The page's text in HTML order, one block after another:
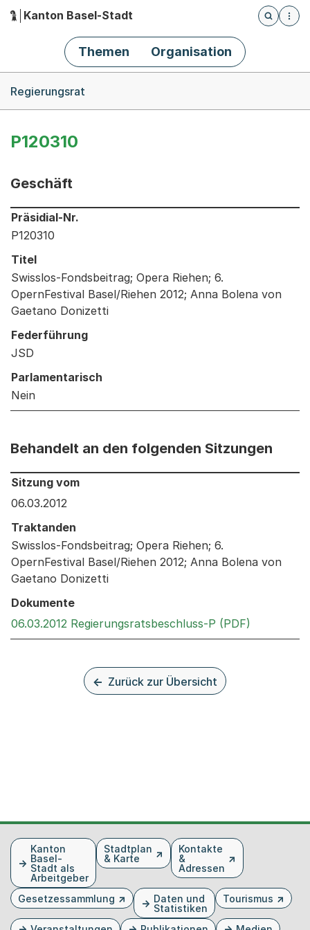
Hauptnavigation
Kanton Basel-Stadt
Öffnet
Themen Organisation
Regierungsrat
P120310
Geschäft
Informationen zum Ausgewählten Geschäft
Präsidial-Nr.
P120310
Titel
Swisslos-Fondsbeitrag; Opera Riehen; 6.
OpernFestival Basel/Riehen 2012; Anna Bolena von
Gaetano Donizetti
Federführung
JSD
Parlamentarisch
Nein
Behandelt an den folgenden Sitzungen
Behandelt an den folgenden Sitzungen: Informationen
Sitzung vom
06.03.2012
Traktanden
Swisslos-Fondsbeitrag; Opera Riehen; 6.
OpernFestival Basel/Riehen 2012; Anna Bolena von
Gaetano Donizetti
Dokumente
06.03.2012 Regierungsratsbeschluss-P (PDF)
Zurück zur Übersicht
FusszeileKanton
Basel-
Stadt als
Arbeitgeber
Stadtplan
& Karte
Kontakte
&
Adressen
Gesetzessammlung
Daten und
Statistiken
Tourismus